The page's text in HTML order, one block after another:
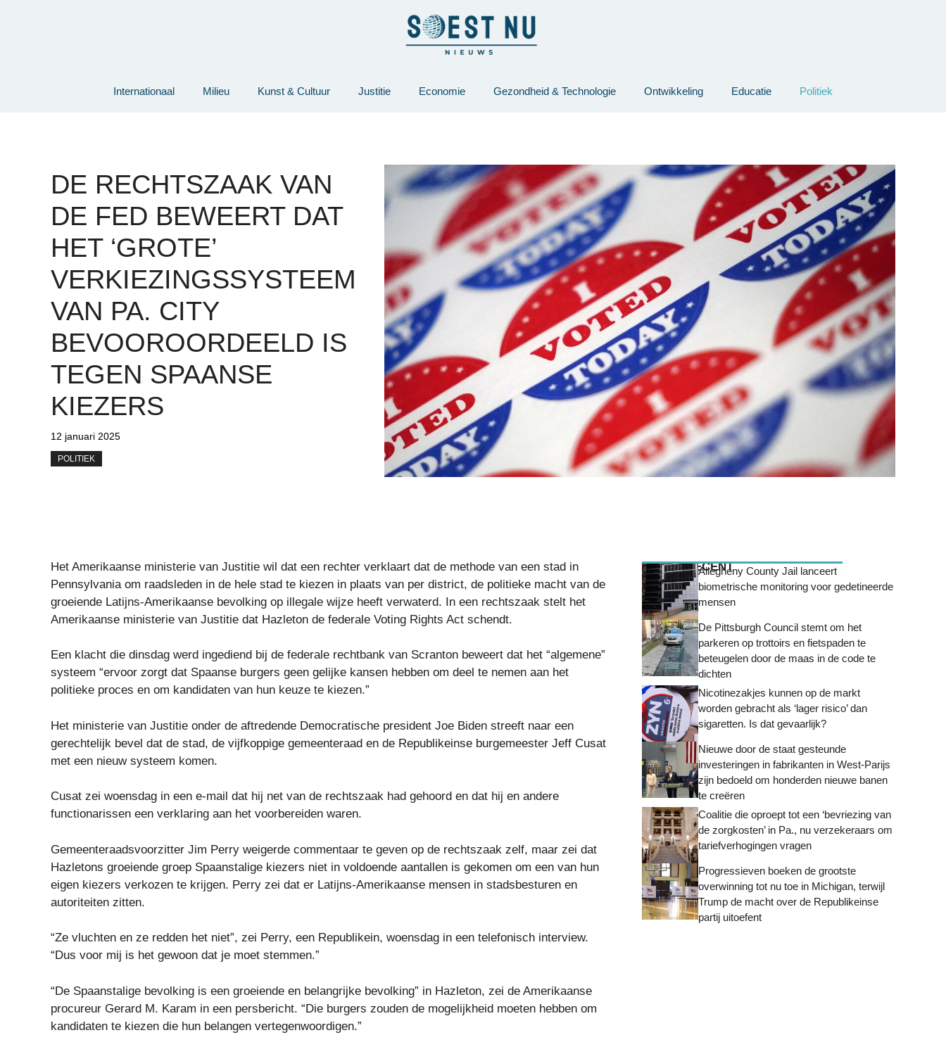
Internationaal Milieu Kunst & Cultuur Justitie Economie Gezondheid & Technologie Ontwikkeling Educatie Politiek
DE RECHTSZAAK VAN
DE FED BEWEERT DAT
HET ‘GROTE’
VERKIEZINGSSYSTEEM
VAN PA. CITY
BEVOOROORDEELD IS
TEGEN SPAANSE
KIEZERS
12 januari 2025
POLITIEK
Het Amerikaanse ministerie van Justitie wil dat een rechter verklaart dat de methode van een stad in
Pennsylvania om raadsleden in de hele stad te kiezen in plaats van per district, de politieke macht van de
groeiende Latijns-Amerikaanse bevolking op illegale wijze heeft verwaterd. In een rechtszaak stelt het
Amerikaanse ministerie van Justitie dat Hazleton de federale Voting Rights Act schendt.
Een klacht die dinsdag werd ingediend bij de federale rechtbank van Scranton beweert dat het “algemene”
systeem “ervoor zorgt dat Spaanse burgers geen gelijke kansen hebben om deel te nemen aan het
politieke proces en om kandidaten van hun keuze te kiezen.”
Het ministerie van Justitie onder de aftredende Democratische president Joe Biden streeft naar een
gerechtelijk bevel dat de stad, de vijfkoppige gemeenteraad en de Republikeinse burgemeester Jeff Cusat
met een nieuw systeem komen.
Cusat zei woensdag in een e-mail dat hij net van de rechtszaak had gehoord en dat hij en andere
functionarissen een verklaring aan het voorbereiden waren.
Gemeenteraadsvoorzitter Jim Perry weigerde commentaar te geven op de rechtszaak zelf, maar zei dat
Hazletons groeiende groep Spaanstalige kiezers niet in voldoende aantallen is gekomen om een ​​van hun
eigen kiezers verkozen te krijgen. Perry zei dat er Latijns-Amerikaanse mensen in stadsbesturen en
autoriteiten zitten.
“Ze vluchten en ze redden het niet”, zei Perry, een Republikein, woensdag in een telefonisch interview.
“Dus voor mij is het gewoon dat je moet stemmen.”
“De Spaanstalige bevolking is een groeiende en belangrijke bevolking” in Hazleton, zei de Amerikaanse
procureur Gerard M. Karam in een persbericht. “Die burgers zouden de mogelijkheid moeten hebben om
kandidaten te kiezen die hun belangen vertegenwoordigen.”
MEEST RECENTAllegheny County Jail lanceert
biometrische monitoring voor gedetineerde
mensen
De Pittsburgh Council stemt om het
parkeren op trottoirs en fietspaden te
beteugelen door de maas in de code te
dichten
Nicotinezakjes kunnen op de markt
worden gebracht als ‘lager risico’ dan
sigaretten. Is dat gevaarlijk?
Nieuwe door de staat gesteunde
investeringen in fabrikanten in West-Parijs
zijn bedoeld om honderden nieuwe banen
te creëren
Coalitie die oproept tot een ‘bevriezing van
de zorgkosten’ in Pa., nu verzekeraars om
tariefverhogingen vragen
Progressieven boeken de grootste
overwinning tot nu toe in Michigan, terwijl
Trump de macht over de Republikeinse
partij uitoefent